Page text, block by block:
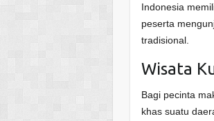
Indonesia
peserta
tradisional.
Wisata
Bagi pecinta
khas suatu